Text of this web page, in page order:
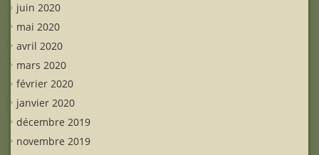
juin 2020
mai 2020
avril 2020
mars 2020
février 2020
janvier 2020
décembre 2019
novembre 2019